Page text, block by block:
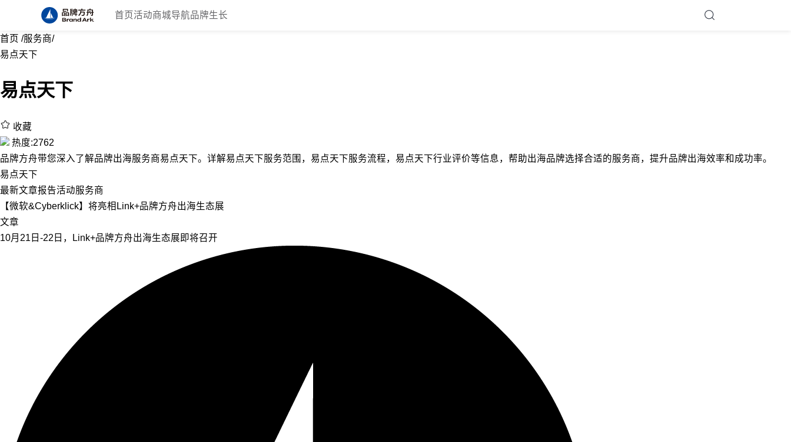
首页 活动商城导航品牌生长
首页 /服务商/
易点天下
易点天下
收藏
热度:2762
品牌方舟带您深入了解品牌出海服务商易点天下。详解易点天下服务范围，易点天下服务流程，易点天下行业评价等信息，帮助出海品牌选择合适的服务商，提升品牌出海效率和成功率。
易点天下
最新文章报告活动服务商
【微软&Cyberklick】将亮相Link+品牌方舟出海生态展
文章
10月21日-22日，Link+品牌方舟出海生态展即将召开